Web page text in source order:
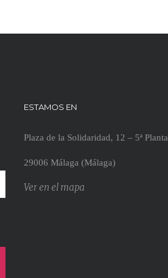
ESTAMOS EN
Plaza de la Solidaridad, 12 – 5ª Planta
29006 Málaga (Málaga)
Ver en el mapa